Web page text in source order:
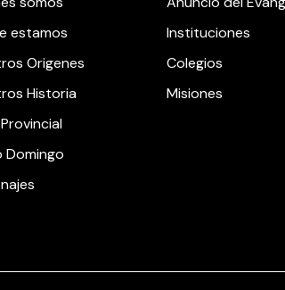
estamos
Origenes
Historia
Domingo
Instituciones
Colegios
Misiones